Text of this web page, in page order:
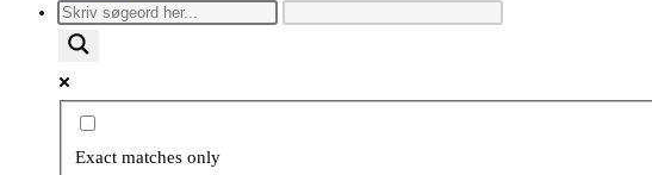
Exact matches only